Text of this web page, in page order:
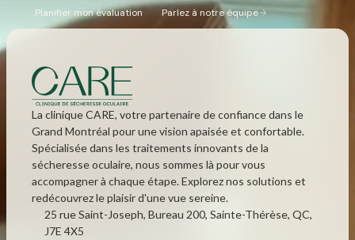
Planifier mon évaluation Parlez à notre équipe
La clinique CARE, votre partenaire de confiance dans le
Grand Montréal pour une vision apaisée et confortable.
Spécialisée dans les traitements innovants de la
sécheresse oculaire, nous sommes là pour vous
accompagner à chaque étape. Explorez nos solutions et
redécouvrez le plaisir d'une vue sereine.
25 rue Saint-Joseph, Bureau 200, Sainte-Thérèse, QC,
J7E 4X5